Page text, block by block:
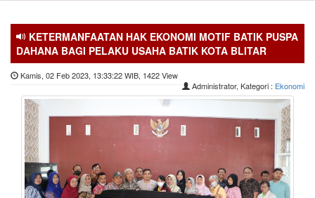
KETERMANFAATAN HAK EKONOMI MOTIF BATIK PUSPA
DAHANA BAGI PELAKU USAHA BATIK KOTA BLITAR
Kamis, 02 Feb 2023, 13:33:22 WIB, 1422 View
Administrator, Kategori : Ekonomi